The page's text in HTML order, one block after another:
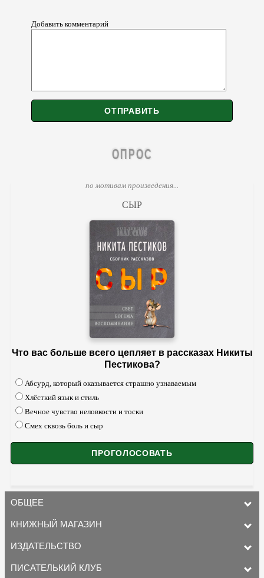
Добавить комментарий
ОПРОС
по мотивам произведения...
СЫР
Что вас больше всего цепляет в рассказах Никиты
Пестикова?
Абсурд, который оказывается страшно узнаваемым
Хлёсткий язык и стиль
Вечное чувство неловкости и тоски
Смех сквозь боль и сыр
ОБЩЕЕ
КНИЖНЫЙ МАГАЗИН
ИЗДАТЕЛЬСТВО
ПИСАТЕЛЬКИЙ КЛУБ